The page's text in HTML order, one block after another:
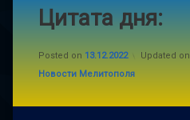
Цитата дня:
Posted on 13.12.2022 Updated on
Categories:
Новости Мелитополя